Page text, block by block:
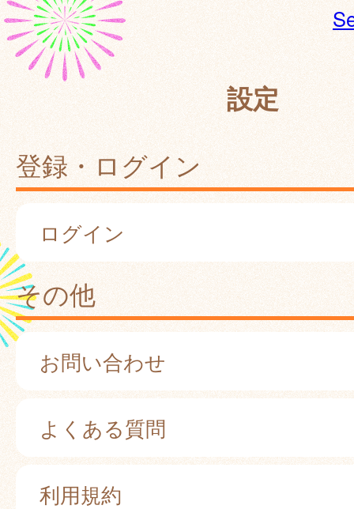
設定
登録・ログイン
ログイン
その他
お問い合わせ
よくある質問
利用規約